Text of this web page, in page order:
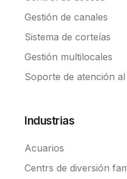
Gestión de canales
Sistema de corteías
Gestión multilocales
Soporte de atención
Industrias
Acuarios
Centrs de diversión